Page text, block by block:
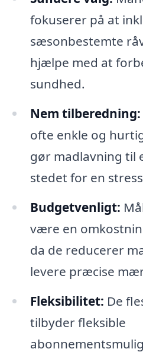
fokuserer på at
sæsonbestemte
hjælpe med at
sundhed.
Nem tilberedning:
ofte enkle og
gør madlavning til
stedet for en
Budgetvenligt:
være en
da de reducerer
levere præcise
Fleksibilitet: De
tilbyder fleksible